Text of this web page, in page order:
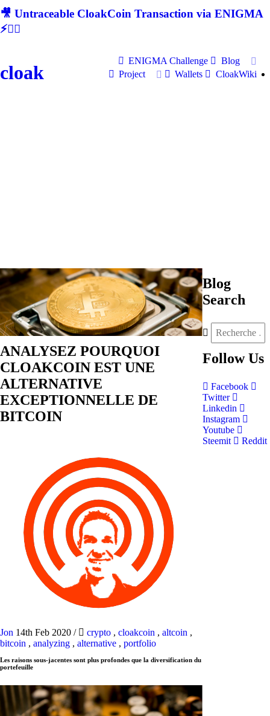
🎥 Untraceable CloakCoin Transaction via ENIGMA
⚡🕵‍♂
cloak
ENIGMA Challenge
Blog
Project
Wallets CloakWiki
ANALYSEZ POURQUOI
CLOAKCOIN EST UNE
ALTERNATIVE
EXCEPTIONNELLE DE
BITCOIN
Jon 14th Feb 2020 / crypto , cloakcoin , altcoin ,
bitcoin , analyzing , alternative , portfolio
Les raisons sous-jacentes sont plus profondes que la diversification du
portefeuille
Blog
Search
Follow Us
Facebook
Twitter
Linkedin
Instagram
Youtube
Steemit
Reddit